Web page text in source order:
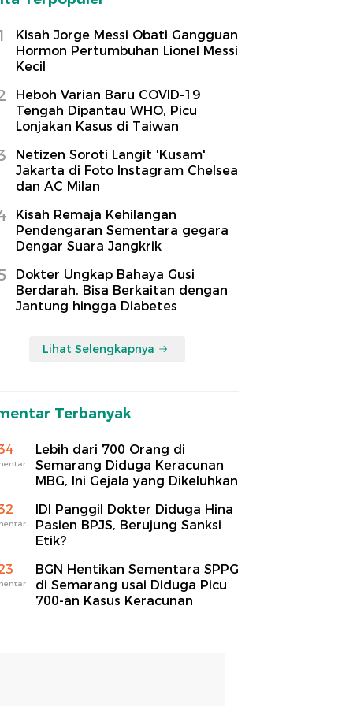
Kisah Jorge Messi Obati Gangguan
Hormon Pertumbuhan Lionel Messi
Kecil
Heboh Varian Baru COVID-19
Tengah Dipantau WHO, Picu
Lonjakan Kasus di Taiwan
Netizen Soroti Langit 'Kusam'
Jakarta di Foto Instagram Chelsea
dan AC Milan
Kisah Remaja Kehilangan
Pendengaran Sementara gegara
Dengar Suara Jangkrik
Dokter Ungkap Bahaya Gusi
Berdarah, Bisa Berkaitan dengan
Jantung hingga Diabetes
Lihat Selengkapnya
Terbanyak
Lebih dari 700 Orang di
Semarang Diduga Keracunan
MBG, Ini Gejala yang Dikeluhkan
IDI Panggil Dokter Diduga Hina
Pasien BPJS, Berujung Sanksi
Etik?
BGN Hentikan Sementara SPPG
di Semarang usai Diduga Picu
700-an Kasus Keracunan